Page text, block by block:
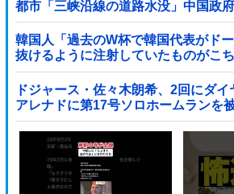
都市「三峡沿線の道路水没」中国政
鎖！」中国ダム「緊急放流に合わせ
生」→
韓国人「過去のW杯で韓国代表がド
抜けるように注射していたものが
しい…（ブルブル」＝韓国の反応
ドジャース・佐々木朗希、2回にダイ
アレナドに第17号ソロホームランを